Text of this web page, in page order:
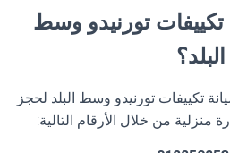
تكييفات تورنيدو وسط
البلد؟
تكييفات تورنيدو وسط البلد لحجز
منزلية من خلال الأرقام التالية: